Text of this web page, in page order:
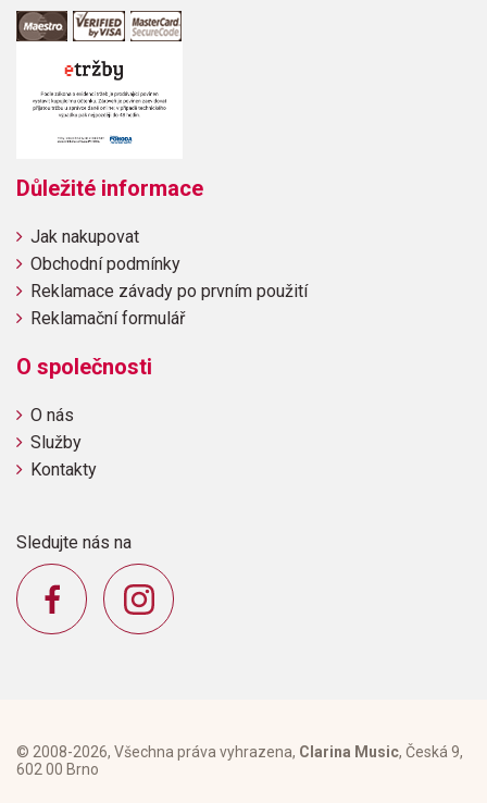
Důležité informace
Jak nakupovat
Obchodní podmínky
Reklamace závady po prvním použití
Reklamační formulář
O společnosti
O nás
Služby
Kontakty
Sledujte nás na
© 2008-2026, Všechna práva vyhrazena, Clarina Music, Česká 9,
602 00 Brno